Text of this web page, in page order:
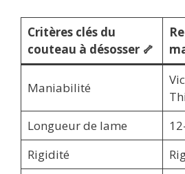
Critères clés du
couteau à désosser 🦴
Maniabilité
Longueur de lame
Rigidité